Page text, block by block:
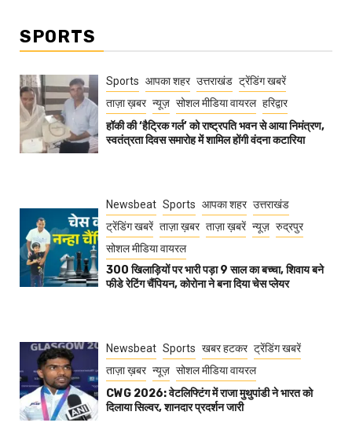
SPORTS
Sports आपका शहर उत्तराखंड ट्रेंडिंग खबरें
ताज़ा ख़बर न्यूज़ सोशल मीडिया वायरल हरिद्वार
हॉकी की ‘हैट्रिक गर्ल’ को राष्ट्रपति भवन से आया निमंत्रण,
स्वतंत्रता दिवस समारोह में शामिल होंगी वंदना कटारिया
Newsbeat Sports आपका शहर उत्तराखंड
ट्रेंडिंग खबरें ताज़ा ख़बर ताज़ा ख़बरें न्यूज़ रुद्रपुर
सोशल मीडिया वायरल
300 खिलाड़ियों पर भारी पड़ा 9 साल का बच्चा, शिवाय बने
फीडे रेटिंग चैंपियन, कोरोना ने बना दिया चेस प्लेयर
Newsbeat Sports खबर हटकर ट्रेंडिंग खबरें
ताज़ा ख़बर न्यूज़ सोशल मीडिया वायरल
CWG 2026: वेटलिफ्टिंग में राजा मुथुपांडी ने भारत को
दिलाया सिल्वर, शानदार प्रदर्शन जारी